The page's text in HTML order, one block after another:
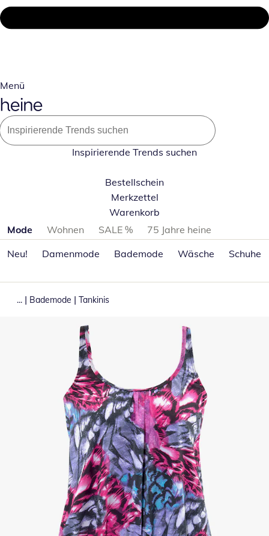
Menü
Inspirierende Trends suchen
Bestellschein
Merkzettel
Warenkorb
Produktkategorien überspringen
Mode Wohnen SALE %
75 Jahre heine
Neu!
Damenmode Bademode Wäsche Schuhe
... | Bademode | Tankinis